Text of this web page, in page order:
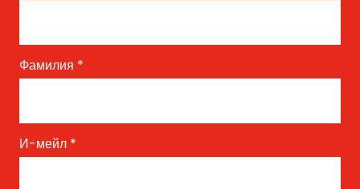
Фамилия *
И-мейл *